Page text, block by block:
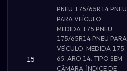
15
PNEU 175/65R14 PNEU
PARA VEÍCULO.
MEDIDA 175.PNEU
175/65R14 PNEU PARA
VEÍCULO. MEDIDA 175.
65. ARO 14. TIPO SEM
CÂMARA. ÍNDICE DE